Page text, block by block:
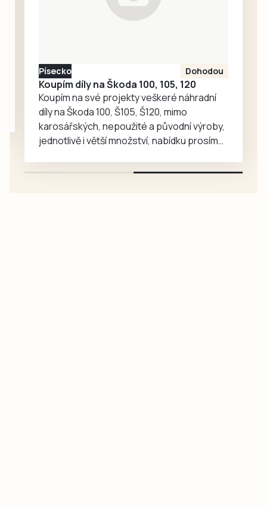
Písecko Dohodou
Koupím díly na Škoda 100, 105, 120
Koupím na své projekty veškeré náhradní
díly na Škoda 100, Š105, Š120, mimo
karosářských, nepoužité a původní výroby,
jednotlivě i větší množství, nabídku prosím